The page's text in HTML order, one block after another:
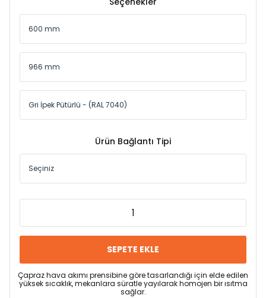
Ürün Bağlantı Tipi
SEPETE EKLE
Çapraz hava akımı prensibine göre tasarlandığı için elde edilen
yüksek sıcaklık, mekanlara süratle yayılarak homojen bir ısıtma
sağlar.